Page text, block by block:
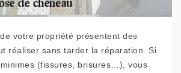
votre propriété présentent des
réaliser sans tarder la réparation. Si
(fissures, brisures…), vous